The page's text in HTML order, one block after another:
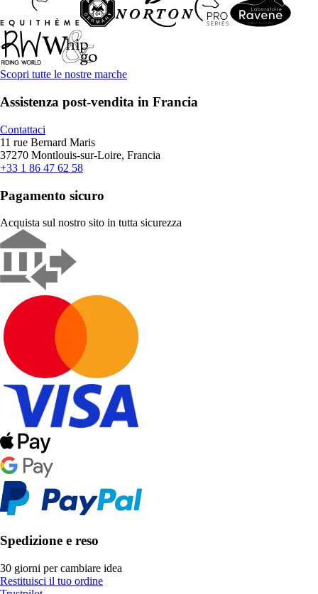
Scopri tutte le nostre marche
Assistenza post-vendita in Francia
Contattaci
11 rue Bernard Maris
37270 Montlouis-sur-Loire, Francia
+33 1 86 47 62 58
Pagamento sicuro
Acquista sul nostro sito in tutta sicurezza
Spedizione e reso
30 giorni per cambiare idea
Restituisci il tuo ordine